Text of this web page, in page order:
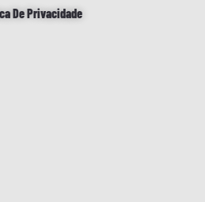
De Privacidade